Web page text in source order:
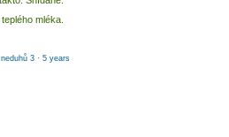
mléka.
3 · 5 years